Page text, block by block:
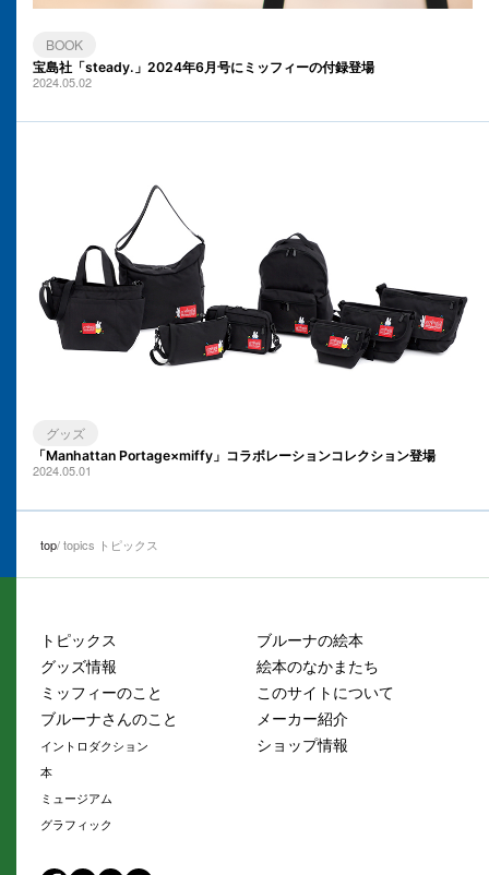
BOOK
宝島社「steady.」2024年6月号にミッフィーの付録登場
2024.05.02
グッズ
「Manhattan Portage×miffy」コラボレーションコレクション登場
2024.05.01
top topics トピックス
トピックス
グッズ情報
ミッフィーのこと
ブルーナさんのこと
イントロダクション
本
ミュージアム
グラフィック
ブルーナの絵本
絵本のなかまたち
このサイトについて
メーカー紹介
ショップ情報